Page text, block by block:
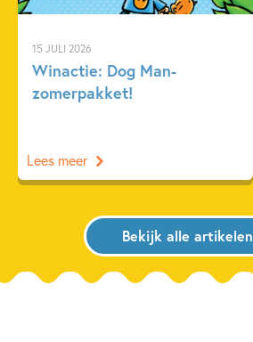
15 JULI 2026
Winactie: Dog Man-
zomerpakket!
Lees meer
Bekijk alle artikelen